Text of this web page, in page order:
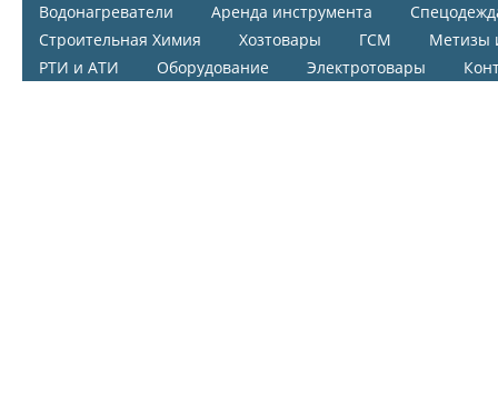
Водонагреватели Аренда инструмента
Строительная Химия
Хозтовары ГСМ
Метизы
РТИ и АТИ
Оборудование Электротовары